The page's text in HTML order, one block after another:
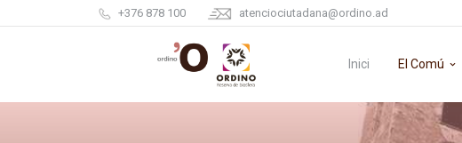
+376 878 100 atenciociutadana@ordino.ad
Inici El Comú